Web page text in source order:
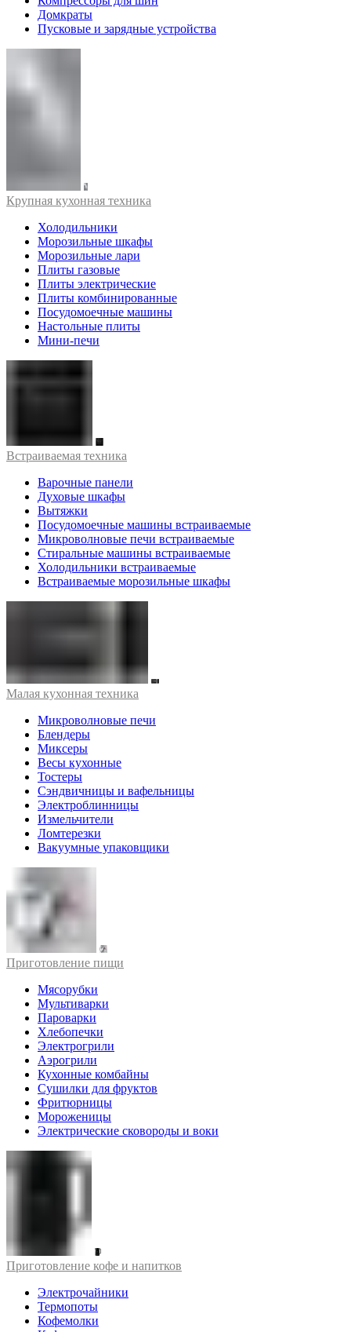
Домкраты
Пусковые и зарядные устройства
Крупная кухонная техника
Холодильники
Морозильные шкафы
Морозильные лари
Плиты газовые
Плиты электрические
Плиты комбинированные
Посудомоечные машины
Настольные плиты
Мини-печи
Встраиваемая техника
Варочные панели
Духовые шкафы
Вытяжки
Посудомоечные машины встраиваемые
Микроволновые печи встраиваемые
Стиральные машины встраиваемые
Холодильники встраиваемые
Встраиваемые морозильные шкафы
Малая кухонная техника
Микроволновые печи
Блендеры
Миксеры
Весы кухонные
Тостеры
Сэндвичницы и вафельницы
Электроблинницы
Измельчители
Ломтерезки
Вакуумные упаковщики
Приготовление пищи
Мясорубки
Мультиварки
Пароварки
Хлебопечки
Электрогрили
Аэрогрили
Кухонные комбайны
Сушилки для фруктов
Фритюрницы
Мороженицы
Электрические сковороды и воки
Приготовление кофе и напитков
Электрочайники
Термопоты
Кофемолки